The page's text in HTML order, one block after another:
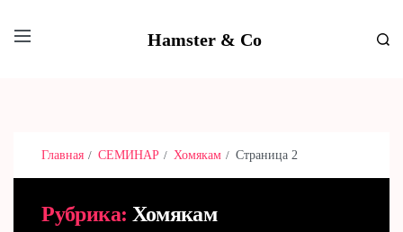
Hamster & Co
Главная СЕМИНАР Хомякам Страница 2
Рубрика: Хомякам